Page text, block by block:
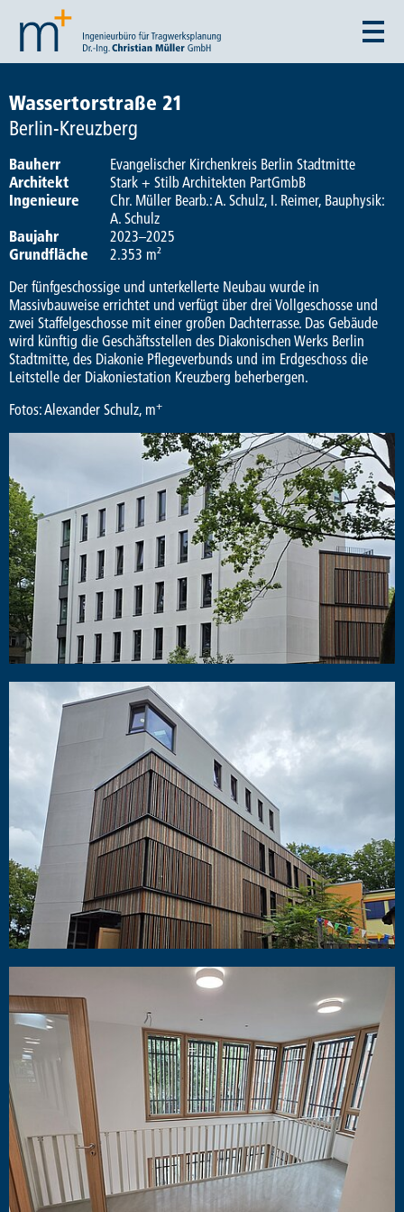
Wassertorstraße 21
Berlin-Kreuzberg
Bauherr Evangelischer Kirchenkreis Berlin Stadtmitte
Architekt Stark + Stilb Architekten PartGmbB
Ingenieure
Chr. Müller Bearb.: A. Schulz, I. Reimer, Bauphysik:
A. Schulz
Baujahr 2023–2025
Grundfläche
2.353 m²
Der fünfgeschossige und unterkellerte Neubau wurde in
Massivbauweise errichtet und verfügt über drei Vollgeschosse und
zwei Staffelgeschosse mit einer großen Dachterrasse. Das Gebäude
wird künftig die Geschäftsstellen des Diakonischen Werks Berlin
Stadtmitte, des Diakonie Pflegeverbunds und im Erdgeschoss die
Leitstelle der Diakoniestation Kreuzberg beherbergen.
Fotos: Alexander Schulz, m+